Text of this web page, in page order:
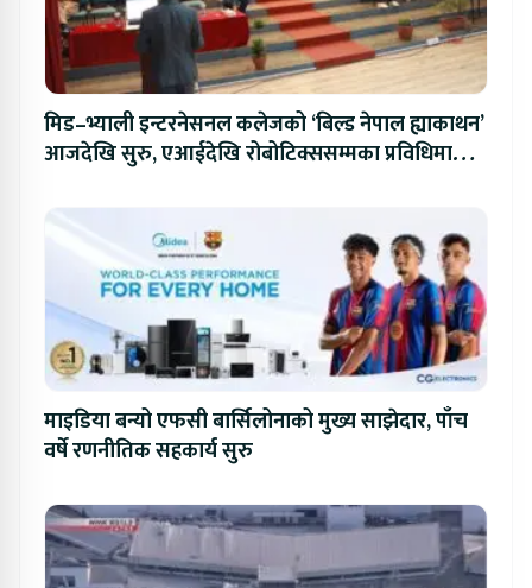
मिड–भ्याली इन्टरनेसनल कलेजको ‘बिल्ड नेपाल ह्याकाथन’
आजदेखि सुरु, एआईदेखि रोबोटिक्ससम्मका प्रविधिमा
माइडिया बन्यो एफसी बार्सिलोनाको मुख्य साझेदार, पाँच
वर्षे रणनीतिक सहकार्य सुरु